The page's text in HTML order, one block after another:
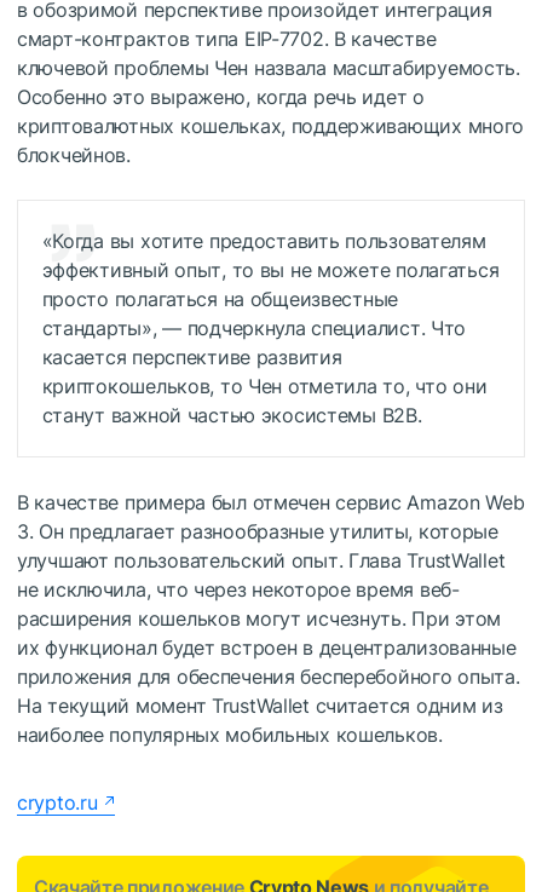
в обозримой перспективе произойдет интеграция
смарт-контрактов типа EIP-7702. В качестве
ключевой проблемы Чен назвала масштабируемость.
Особенно это выражено, когда речь идет о
криптовалютных кошельках, поддерживающих много
блокчейнов.
«Когда вы хотите предоставить пользователям
эффективный опыт, то вы не можете полагаться
просто полагаться на общеизвестные
стандарты», — подчеркнула специалист. Что
касается перспективе развития
криптокошельков, то Чен отметила то, что они
станут важной частью экосистемы B2B.
В качестве примера был отмечен сервис Amazon Web
3. Он предлагает разнообразные утилиты, которые
улучшают пользовательский опыт. Глава TrustWallet
не исключила, что через некоторое время веб-
расширения кошельков могут исчезнуть. При этом
их функционал будет встроен в децентрализованные
приложения для обеспечения бесперебойного опыта.
На текущий момент TrustWallet считается одним из
наиболее популярных мобильных кошельков.
crypto.ru